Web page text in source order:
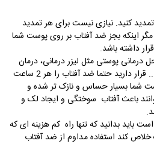
را هر 3-4 ساعت تمدید کنید. نیازی نیست برای هر تمدید
اینکه بجز ضد آفتاب بر روی پوست شما
داشته باشد.
پوستی مثل لیزر درمانی، درمان
لک، لایه برداری، درمان جوش و... قرار دارید حتما ضد آفتاب را هر 2 ساعت
شما بسیار حساس و نازک تر شده و
باعث آفتاب سوختگی و ایجاد لک و
بدانید که تنها راه کم هزینه ای که
کند استفاده مداوم از ضد آفتاب